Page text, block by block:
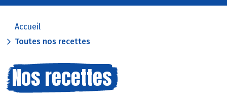
Accueil
Toutes nos recettes
Nos recettes